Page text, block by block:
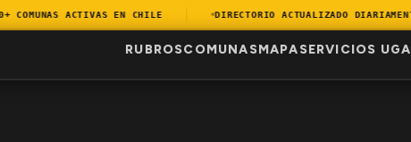
ACTIVAS EN CHILE DIRECTORIO ACTUALIZADO DIARIAMENTE
RUBROSCOMUNASMAPASERVICIOS UGA